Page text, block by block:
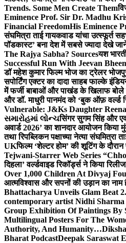
Trends. Some Men Create Them
Eminence Prof. Sir Dr. Madhu
Financial FreedomHis Eminence
संघमित्रा ताई गायकवाड यांचा उत्स्फूर्त
पॉडकास्ट’ बना देश में सबसे ज्यादा देखे
The Rajya Sabha? Sourcesयश
Successful Run With Jeevan
डॉ महेश कुमार फिल्म भोज का ट्रेलर
सपोर्टिंग एक्टर का दादा साहब फाल्के
में फर्जी बाबाओं और पाखंड के खिलाफ बोले
और डॉ. माधुरी पानमंद को ‘बुक ऑफ़ वर्ल्ड
Vulnerable: J&Ks Daughter
સમારોહમાં લોન્ચसिंगर सुगम सिंह और
अवार्ड 2026’ का शानदार आयोजन किया
तथा रिपब्लिकन पक्षाच्या नेत्या संघमित्रा
UKफिल्म ‘शेल्टर होम’ की शूटिंग के
Tejwani-Starrer Web Series
दिहला’ वर्ल्डवाइड रिकॉर्ड्स ने किया रिलीज
Over 1,000 Children At Divyaj
आत्मविश्वास और सपनों की उड़ान का नाम
Bhattacharya Unveils Glam Beat
contemporary artist Nidhi
Group Exhibition Of Paintings By
Multilingual Posters For The
Authority, And Humanity…
Bharat PodcastDeepak Saraswat